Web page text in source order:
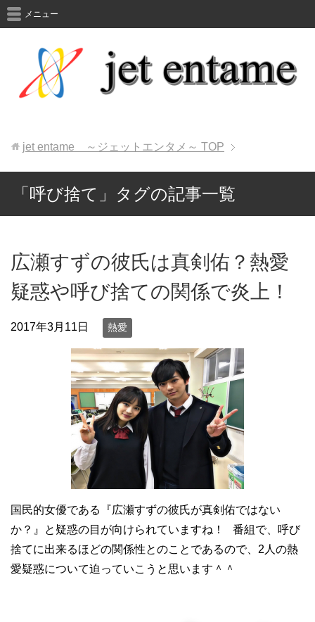
メニュー
jet entame ～ジェットエンタメ～ TOP
「呼び捨て」タグの記事一覧
広瀬すずの彼氏は真剣佑？熱愛
疑惑や呼び捨ての関係で炎上！
2017年3月11日 熱愛
国民的女優である『広瀬すずの彼氏が真剣佑ではない
か？』と疑惑の目が向けられていますね！ 番組で、呼び
捨てに出来るほどの関係性とのことであるので、2人の熱
愛疑惑について迫っていこうと思います＾＾